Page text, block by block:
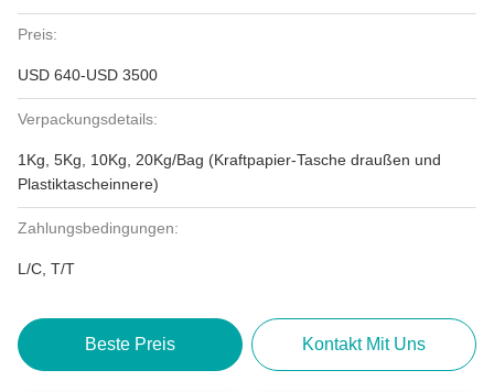
Preis:
USD 640-USD 3500
Verpackungsdetails:
1Kg, 5Kg, 10Kg, 20Kg/Bag (Kraftpapier-Tasche draußen und
Plastiktascheinnere)
Zahlungsbedingungen:
L/C, T/T
Beste Preis Kontakt Mit Uns